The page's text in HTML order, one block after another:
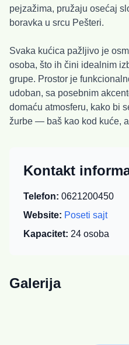
pejzažima, pružaju osećaj
boravka u srcu Pešteri.
Svaka kućica pažljivo je
osoba, što ih čini idealnim
grupe. Prostor je
udoban, sa posebnim
domaću atmosferu, kako bi
žurbe — baš kao kod kuće,
Kontakt
Telefon: 0621200450
Website: Poseti sajt
Kapacitet: 24 osoba
Galerija